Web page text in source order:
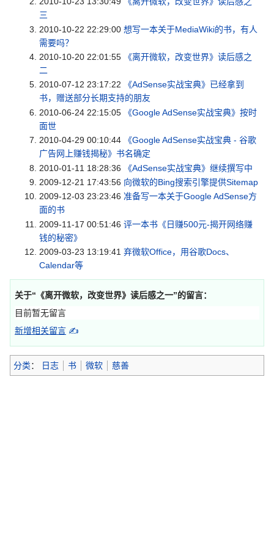
三
2010-10-22 22:29:00 想写一本关于MediaWiki的书，有人
需要吗？
2010-10-20 22:01:55
《离开微软，改变世界》读后感之
二
2010-07-12 23:17:22
《AdSense实战宝典》已经拿到
书，赠送部分长期支持的朋友
2010-06-24 22:15:05
《Google AdSense实战宝典》按时
面世
2010-04-29 00:10:44
《Google AdSense实战宝典 - 谷歌
广告网上赚钱揭秘》书名确定
2010-01-11 18:28:36
《AdSense实战宝典》继续撰写中
2009-12-21 17:43:56 向微软的Bing搜索引擎提供Sitemap
2009-12-03 23:23:46 准备写一本关于Google AdSense方
面的书
2009-11-17 00:51:46 评一本书《日赚500元-揭开网络赚
钱的秘密》
2009-03-23 13:19:41 弃微软Office，用谷歌Docs、
Calendar等
关于“ 《离开微软，改变世界》读后感之一”的留言：
目前暂无留言
新增相关留言 ✍
分类： 日志 书 微软 慈善